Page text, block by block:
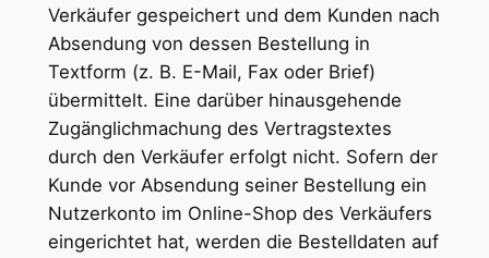
Verkäufer gespeichert und dem Kunden nach
Absendung von dessen Bestellung in
Textform (z. B. E-Mail, Fax oder Brief)
übermittelt. Eine darüber hinausgehende
Zugänglichmachung des Vertragstextes
durch den Verkäufer erfolgt nicht. Sofern der
Kunde vor Absendung seiner Bestellung ein
Nutzerkonto im Online-Shop des Verkäufers
eingerichtet hat, werden die Bestelldaten auf